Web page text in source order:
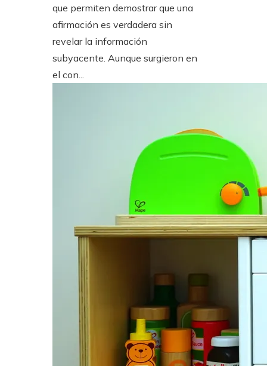
que permiten demostrar que una
afirmación es verdadera sin
revelar la información
subyacente. Aunque surgieron en
el con...